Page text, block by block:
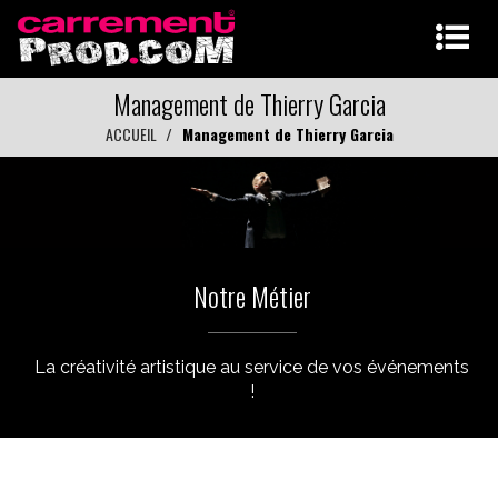
Management de Thierry Garcia
ACCUEIL Management de Thierry Garcia
Notre Métier
La créativité artistique au service de vos événements
!